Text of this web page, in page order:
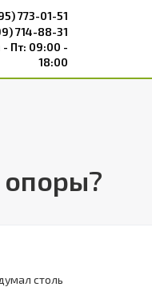
773-01-51
714-88-31
- Пт: 09:00 -
18:00
столь